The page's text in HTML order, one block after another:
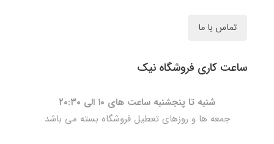
تماس با ما
ساعت کاری فروشگاه نیک
شنبه تا پنجشنبه ساعت های ۱۰ الی ۲۰:۳۰
جمعه ها و روزهای تعطیل فروشگاه بسته می باشد